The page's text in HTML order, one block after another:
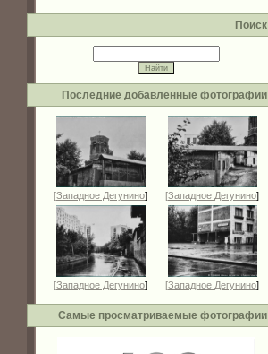
Поиск
Последние добавленные фотографии
[Западное Дегунино] [Западное Дегунино]
[Западное Дегунино] [Западное Дегунино]
Самые просматриваемые фотографии